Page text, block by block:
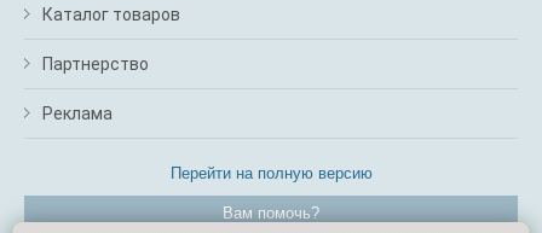
Каталог товаров
Партнерство
Реклама
Перейти на полную версию
Вам помочь?